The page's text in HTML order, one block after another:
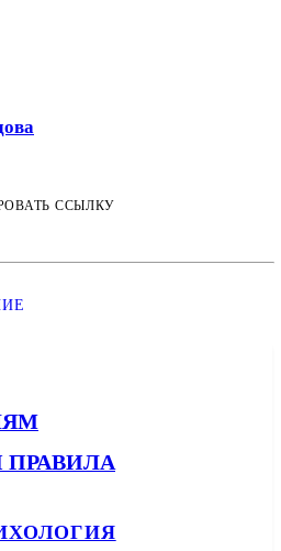
ССЫЛКУ